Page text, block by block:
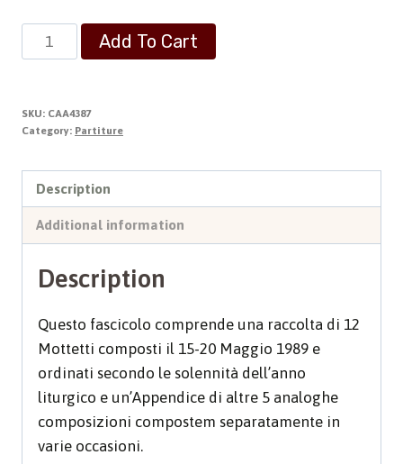
Piccoli
quantity
Add To Cart
SKU: CAA4387
Category: Partiture
Description
Additional information
Description
Questo fascicolo comprende una raccolta di 12
Mottetti composti il 15-20 Maggio 1989 e
ordinati secondo le solennità dell’anno
liturgico e un’Appendice di altre 5 analoghe
composizioni compostem separatamente in
varie occasioni.